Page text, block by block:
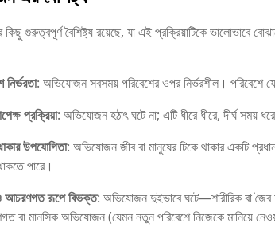
গুরুত্বপূর্ণ বৈশিষ্ট্য রয়েছে, যা এই প্রক্রিয়াটিকে ভালোভাবে
নির্ভরতা: অভিযোজন সবসময় পরিবেশের ওপর নির্ভরশীল। পরিবেশে
প্রক্রিয়া: অভিযোজন হঠাৎ ঘটে না; এটি ধীরে ধীরে, দীর্ঘ সময়
উপযোগিতা: অভিযোজন জীব বা মানুষের টিকে থাকার একটি
পারে।
আচরণগত রূপে বিভক্ত: অভিযোজন দুইভাবে ঘটে—শারীরিক বা
বা মানসিক অভিযোজন (যেমন নতুন পরিবেশে নিজেকে মানিয়ে